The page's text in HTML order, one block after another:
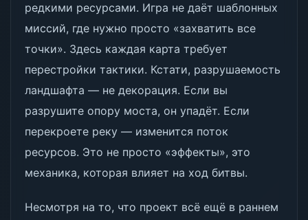
редкими ресурсами. Игра не даёт шаблонных
миссий, где нужно просто «захватить все
точки». Здесь каждая карта требует
перестройки тактики. Кстати, разрушаемость
ландшафта — не декорация. Если вы
разрушите опору моста, он упадёт. Если
перекроете реку — изменится поток
ресурсов. Это не просто «эффекты», это
механика, которая влияет на ход битвы.
Несмотря на то, что проект всё ещё в раннем